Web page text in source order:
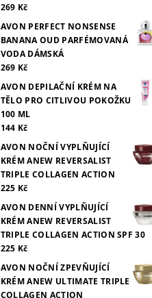
269 Kč
AVON PERFECT NONSENSE
BANANA OUD PARFÉMOVANÁ
VODA DÁMSKÁ
269 Kč
AVON DEPILAČNÍ KRÉM NA
TĚLO PRO CITLIVOU POKOŽKU
100 ML
144 Kč
AVON NOČNÍ VYPLŇUJÍCÍ
KRÉM ANEW REVERSALIST
TRIPLE COLLAGEN ACTION
225 Kč
AVON DENNÍ VYPLŇUJÍCÍ
KRÉM ANEW REVERSALIST
TRIPLE COLLAGEN ACTION SPF 30
225 Kč
AVON NOČNÍ ZPEVŇUJÍCÍ
KRÉM ANEW ULTIMATE TRIPLE
COLLAGEN ACTION